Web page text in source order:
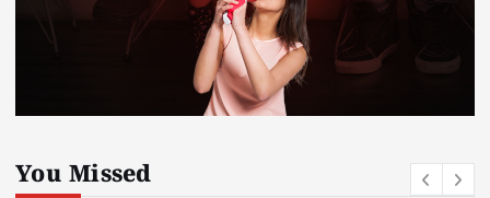
You Missed